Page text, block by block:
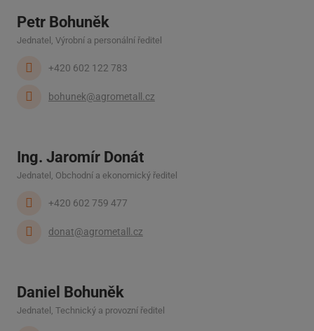
Petr Bohuněk
Jednatel, Výrobní a personální ředitel
+420 602 122 783
bohunek@agrometall.cz
Ing. Jaromír Donát
Jednatel, Obchodní a ekonomický ředitel
+420 602 759 477
donat@agrometall.cz
Daniel Bohuněk
Jednatel, Technický a provozní ředitel